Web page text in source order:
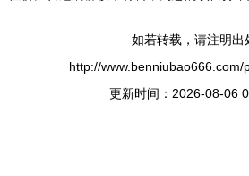
如若转载，请注明出
http://www.benniubao666.com/
更新时间：2026-08-06